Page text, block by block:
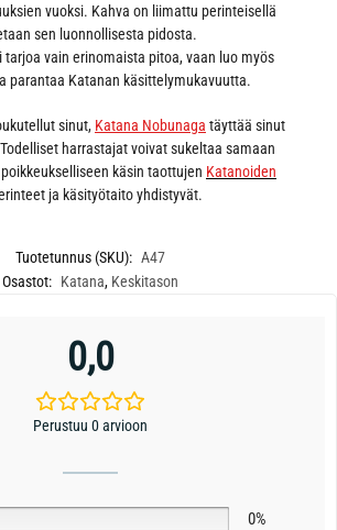
vuoksi. Kahva on liimattu perinteisellä
sen luonnollisesta pidosta.
tarjoa vain erinomaista pitoa, vaan luo myös
parantaa Katanan käsittelymukavuutta.
sinut, Katana Nobunaga täyttää sinut
harrastajat voivat sukeltaa samaan
käsin taottujen Katanoiden
ja käsityötaito yhdistyvät.
Tuotetunnus (SKU): A47
Osastot: Katana, Keskitason
0,0
Perustuu 0 arvioon
0%